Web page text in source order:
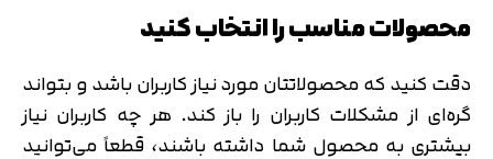
محصولات مناسب را انتخاب کنید
دقت کنید که محصولاتتان مورد نیاز کاربران باشد و بتواند
گره‌ای از مشکلات کاربران را باز کند. هر چه کاربران نیاز
بیشتری به محصول شما داشته باشند، قطعاً می‌توانید